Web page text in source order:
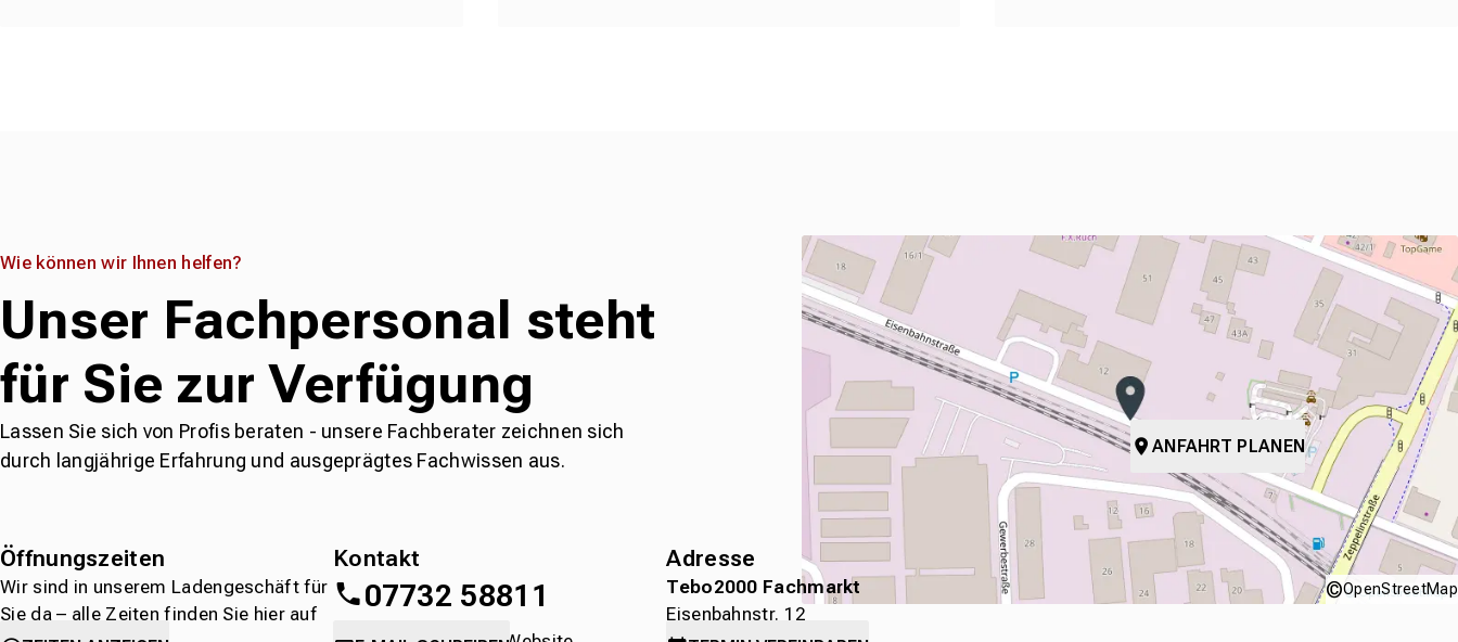
Wie können wir Ihnen helfen?
Unser Fachpersonal steht
für Sie zur Verfügung
Lassen Sie sich von Profis beraten - unsere Fachberater zeichnen sich
durch langjährige Erfahrung und ausgeprägtes Fachwissen aus.
Öffnungszeiten
Wir sind in unserem Ladengeschäft für
Sie da – alle Zeiten finden Sie hier auf
Kontakt
07732 58811
Adresse
Tebo2000 Fachmarkt
Eisenbahnstr. 12
ANFAHRT PLANEN
©OpenStreetMap